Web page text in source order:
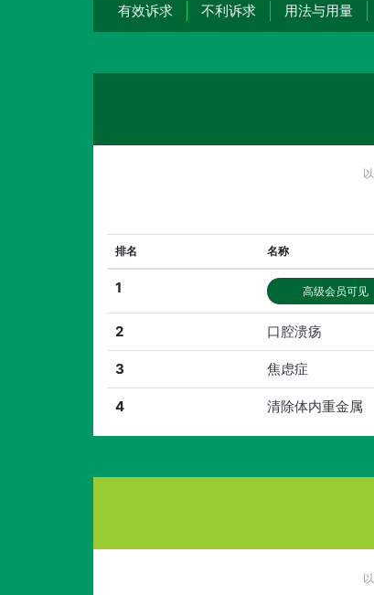
有效诉求 不利诉求 用法与用量
排名 名称
1 高级会员可见
2 口腔溃疡
3 焦虑症
4 清除体内重金属